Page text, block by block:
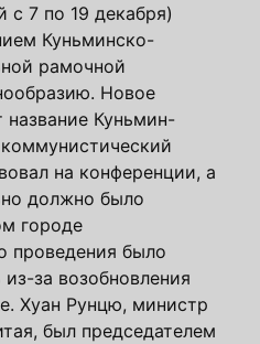
7 по 19 декабря)
Куньминско-
рамочной
Новое
Куньмин-
на конференции, а
должно было
городе
проведения было
за возобновления
Хуан Рунцю, министр
был председателем